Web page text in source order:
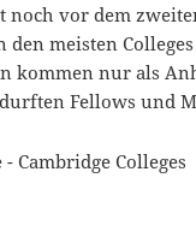
noch vor dem
den meisten
kommen nur als
Fellows und